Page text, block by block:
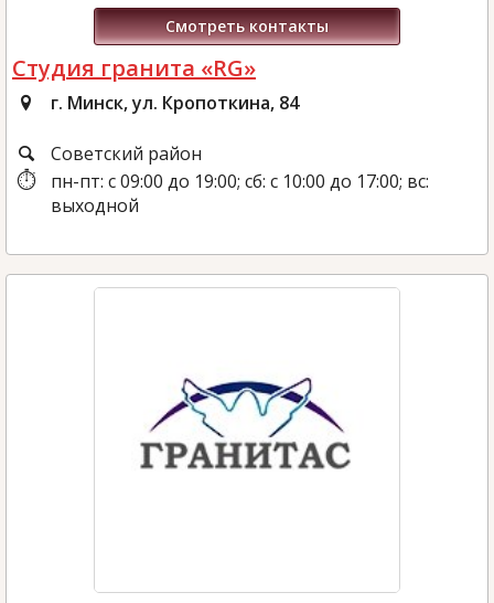
Смотреть контакты
Студия гранита «RG»
г. Минск, ул. Кропоткина, 84
Советский район
пн-пт: с 09:00 до 19:00; сб: с 10:00 до 17:00; вс:
выходной